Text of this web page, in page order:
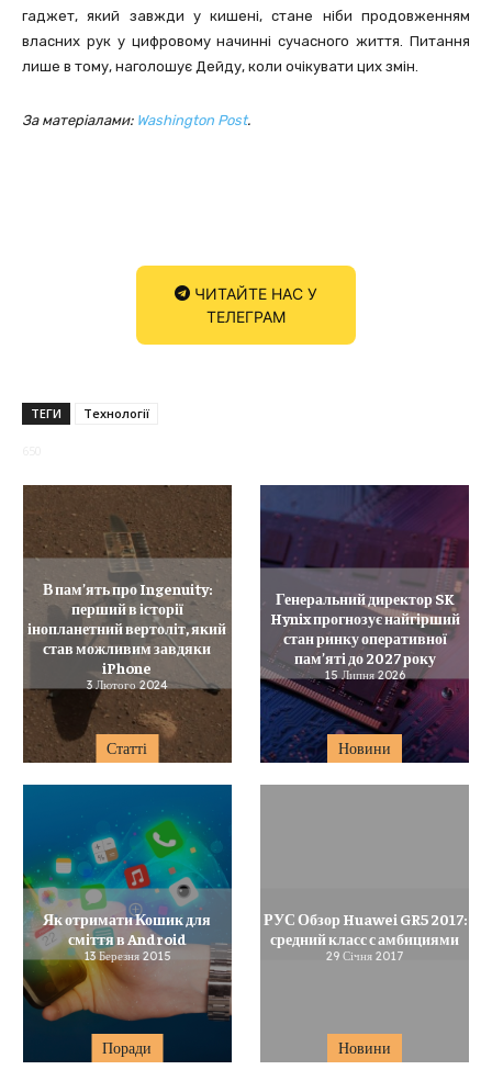
гаджет, який завжди у кишені, стане ніби продовженням
власних рук у цифровому начинні сучасного життя. Питання
лише в тому, наголошує Дейду, коли очікувати цих змін.
За матеріалами: Washington Post.
ЧИТАЙТЕ НАС У
ТЕЛЕГРАМ
ТЕГИ Технології
Статті
В пам’ять про Ingenuity:
перший в історії
інопланетний вертоліт, який
став можливим завдяки
iPhone
3 Лютого 2024
Новини
Генеральний директор SK
Hynix прогнозує найгірший
стан ринку оперативної
пам’яті до 2027 року
15 Липня 2026
Поради
Як отримати Кошик для
сміття в Android
13 Березня 2015
Новини
РУС Обзор Huawei GR5 2017:
средний класс с амбициями
29 Січня 2017